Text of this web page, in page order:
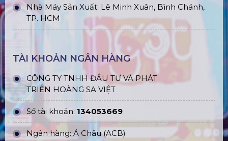
Nhà Máy Sản Xuất: Lê Minh Xuân, Bình Chánh,
TP. HCM
TÀI KHOẢN NGÂN HÀNG
CÔNG TY TNHH ĐẦU TƯ VÀ PHÁT
TRIỂN HOÀNG SA VIỆT
Số tài khoản: 134053669
Ngân hàng: Á Châu (ACB)